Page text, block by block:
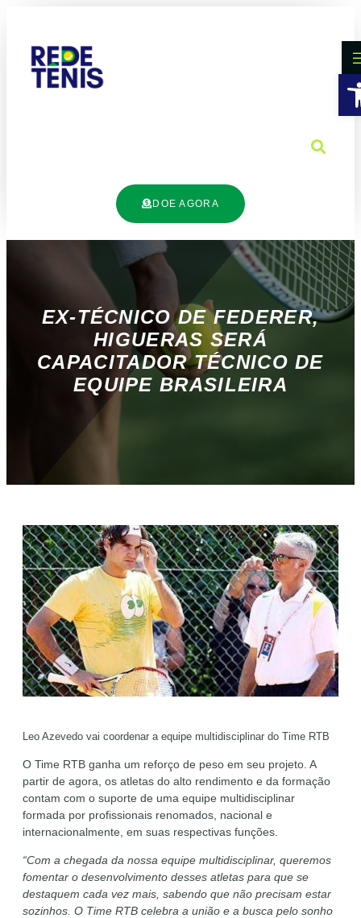
DOE AGORA
EX-TÉCNICO DE FEDERER,
HIGUERAS SERÁ
CAPACITADOR TÉCNICO DE
EQUIPE BRASILEIRA
Leo Azevedo vai coordenar a equipe multidisciplinar do Time RTB
O Time RTB ganha um reforço de peso em seu projeto. A
partir de agora, os atletas do alto rendimento e da formação
contam com o suporte de uma equipe multidisciplinar
formada por profissionais renomados, nacional e
internacionalmente, em suas respectivas funções.
“Com a chegada da nossa equipe multidisciplinar, queremos
fomentar o desenvolvimento desses atletas para que se
destaquem cada vez mais, sabendo que não precisam estar
sozinhos. O Time RTB celebra a união e a busca pelo sonho